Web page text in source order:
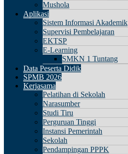
Mushola
Aplikasi
Sistem Informasi Akademik
Supervisi Pembelajaran
EKTSP
E-Learning
SMKN 1 Tuntang
Data Peserta Didik
SPMB 2026
Kerjasama
Pelatihan di Sekolah
Narasumber
Studi Tiru
Perguruan Tinggi
Instansi Pemerintah
Sekolah
Pendampingan PPPK